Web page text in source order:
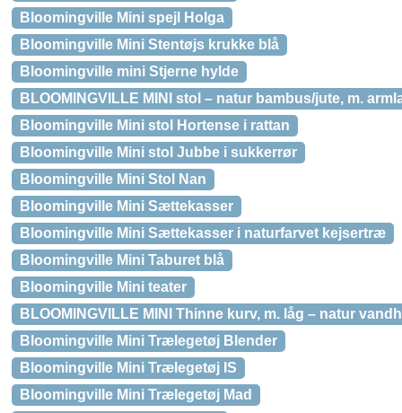
Bloomingville Mini spejl Holga
Bloomingville Mini Stentøjs krukke blå
Bloomingville mini Stjerne hylde
BLOOMINGVILLE MINI stol – natur bambus/jute, m.
Bloomingville Mini stol Hortense i rattan
Bloomingville Mini stol Jubbe i sukkerrør
Bloomingville Mini Stol Nan
Bloomingville Mini Sættekasser
Bloomingville Mini Sættekasser i naturfarvet kejsertræ
Bloomingville Mini Taburet blå
Bloomingville Mini teater
BLOOMINGVILLE MINI Thinne kurv, m. låg – natur
Bloomingville Mini Trælegetøj Blender
Bloomingville Mini Trælegetøj IS
Bloomingville Mini Trælegetøj Mad